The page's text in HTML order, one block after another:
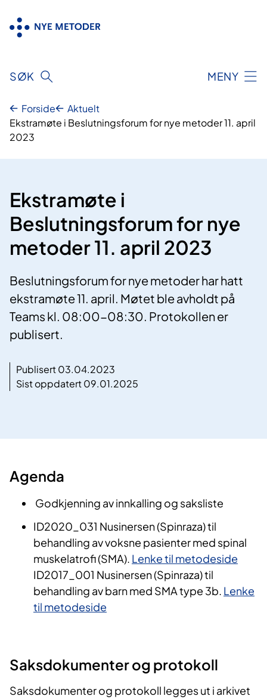
innhold
SØK MENY
Forside
Aktuelt
Ekstramøte i Beslutningsforum for nye metoder 11. april
2023
Ekstramøte i
Beslutningsforum for nye
metoder 11. april 2023
Beslutningsforum for nye metoder har hatt
ekstramøte 11. april. Møtet ble avholdt på
Teams kl. 08:00-08:30. Protokollen er
publisert.
Publisert 03.04.2023
Sist oppdatert 09.01.2025
Agenda
Godkjenning av innkalling og saksliste
ID2020_031 Nusinersen (Spinraza) til
behandling av voksne pasienter med spinal
muskelatrofi (SMA). Lenke til metodeside
ID2017_001 Nusinersen (Spinraza) til
behandling av barn med SMA type 3b. Lenke
til metodeside
Saksdokumenter og protokoll
Saksdokumenter og protokoll legges ut i arkivet